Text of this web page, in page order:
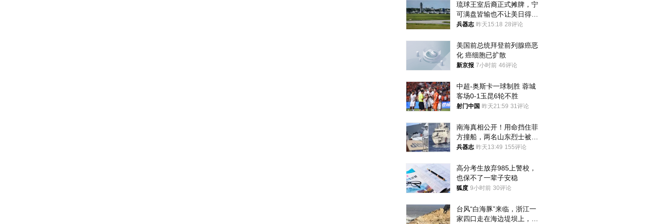
琉球王室后裔正式摊牌，宁
可满盘皆输也不让美日得
逞，中国成关键
兵器志 昨天15:18 28评论
美国前总统拜登前列腺癌恶
化 癌细胞已扩散
新京报 7小时前 46评论
中超-奥斯卡一球制胜 蓉城
客场0-1玉昆6轮不胜
射门中国 昨天21:59 31评论
南海真相公开！用命挡住菲
方撞船，两名山东烈士被授
武警最高荣誉
兵器志 昨天13:49 155评论
高分考生放弃985上警校，
也保不了一辈子安稳
狐度 9小时前 30评论
台风“白海豚”来临，浙江一
家四口走在海边堤坝上，其